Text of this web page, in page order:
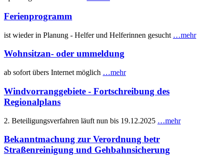
Ferienprogramm
ist wieder in Planung - Helfer und Helferinnen gesucht …mehr
Wohnsitzan- oder ummeldung
ab sofort übers Internet möglich …mehr
Windvorranggebiete - Fortschreibung des
Regionalplans
2. Beteiligungsverfahren läuft nun bis 19.12.2025 …mehr
Bekanntmachung zur Verordnung betr
Straßenreinigung und Gehbahnsicherung